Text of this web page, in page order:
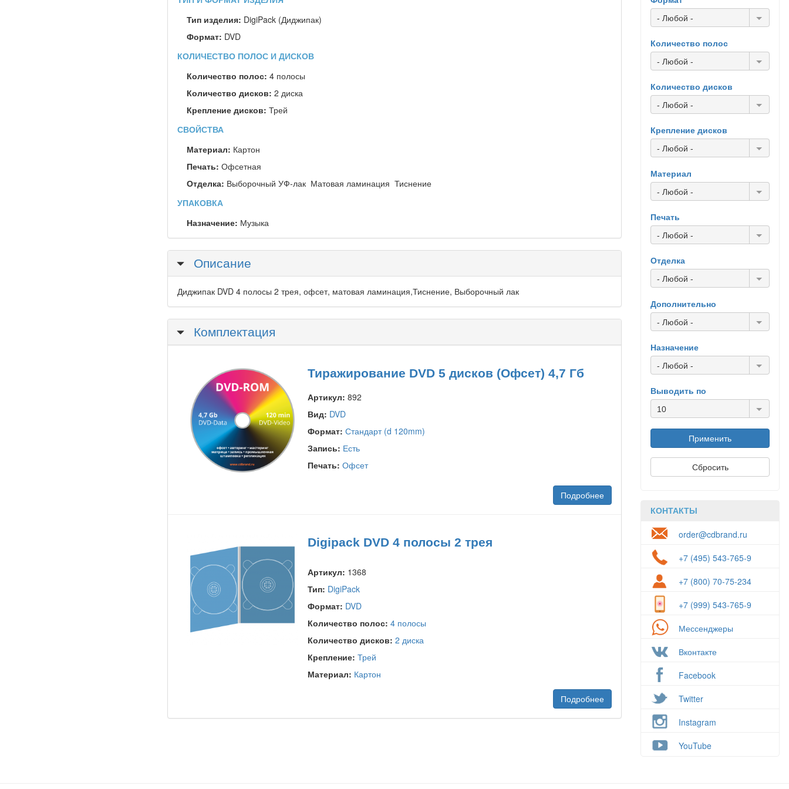
Тип изделия: DigiPack (Диджипак)
Формат: DVD
КОЛИЧЕСТВО ПОЛОС И ДИСКОВ
Количество полос: 4 полосы
Количество дисков: 2 диска
Крепление дисков: Трей
СВОЙСТВА
Материал: Картон
Печать: Офсетная
Отделка: Выборочный УФ-лак Матовая ламинация Тиснение
УПАКОВКА
Назначение: Музыка
Скрыть
Описание
Диджипак DVD 4 полосы 2 трея, офсет, матовая ламинация,Тиснение, Выборочный лак
Скрыть
Комплектация
Тиражирование DVD 5 дисков (Офсет) 4,7 Гб
Артикул: 892
Вид: DVD
Формат: Стандарт (d 120mm)
Запись: Есть
Печать: Офсет
Подробнее
Digipack DVD 4 полосы 2 трея
Артикул: 1368
Тип: DigiPack
Формат: DVD
Количество полос: 4 полосы
Количество дисков: 2 диска
Крепление: Трей
Материал: Картон
Подробнее
- Любой -
Количество полос
- Любой -
Количество дисков
- Любой -
Крепление дисков
- Любой -
Материал
- Любой -
Печать
- Любой -
Отделка
- Любой -
Дополнительно
- Любой -
Назначение
- Любой -
Выводить по
10
КОНТАКТЫ
order@cdbrand.ru
+7 (495) 543-765-9
+7 (800) 70-75-234
+7 (999) 543-765-9
Мессенджеры
Вконтакте
Facebook
Twitter
Instagram
YouTube